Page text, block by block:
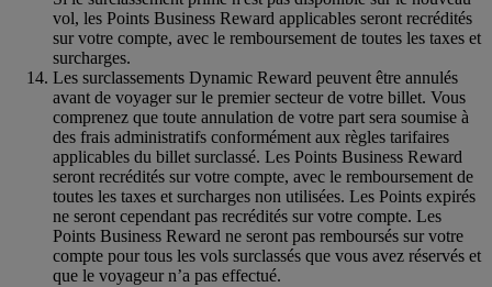
vol, les Points Business Reward applicables seront recrédités
sur votre compte, avec le remboursement de toutes les taxes et
surcharges.
Les surclassements Dynamic Reward peuvent être annulés
avant de voyager sur le premier secteur de votre billet. Vous
comprenez que toute annulation de votre part sera soumise à
des frais administratifs conformément aux règles tarifaires
applicables du billet surclassé. Les Points Business Reward
seront recrédités sur votre compte, avec le remboursement de
toutes les taxes et surcharges non utilisées. Les Points expirés
ne seront cependant pas recrédités sur votre compte. Les
Points Business Reward ne seront pas remboursés sur votre
compte pour tous les vols surclassés que vous avez réservés et
que le voyageur n’a pas effectué.